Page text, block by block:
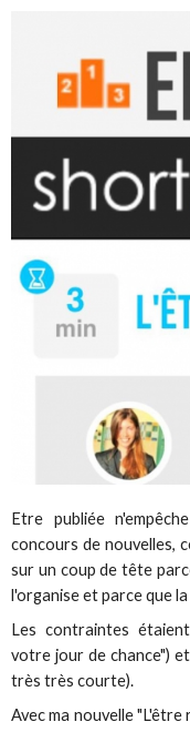
Etre publiée
concours de nouvelles,
sur un coup de tête
l'organise et parce que
Les contraintes
votre jour de chance")
très très courte).
Avec ma nouvelle "L'être